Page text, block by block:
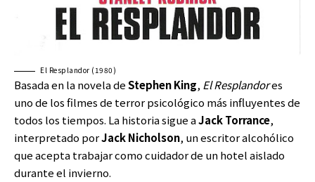
El Resplandor (1980)
Basada en la novela deStephen King, El Resplandores
uno de los filmes de terror psicológico más influyentes de
todos los tiempos. La historia sigue aJack Torrance,
interpretado porJack Nicholson, un escritor alcohólico
que acepta trabajar como cuidador de un hotel aislado
durante el invierno.